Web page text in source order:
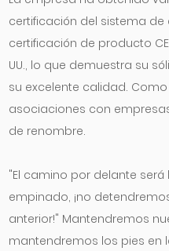
certificación del sistema de
certificación de producto CE
UU., lo que demuestra su
su excelente calidad.
asociaciones con
de renombre.
"El camino por delante
empinado, ¡no
anterior!" Mantendremos
mantendremos los pies en